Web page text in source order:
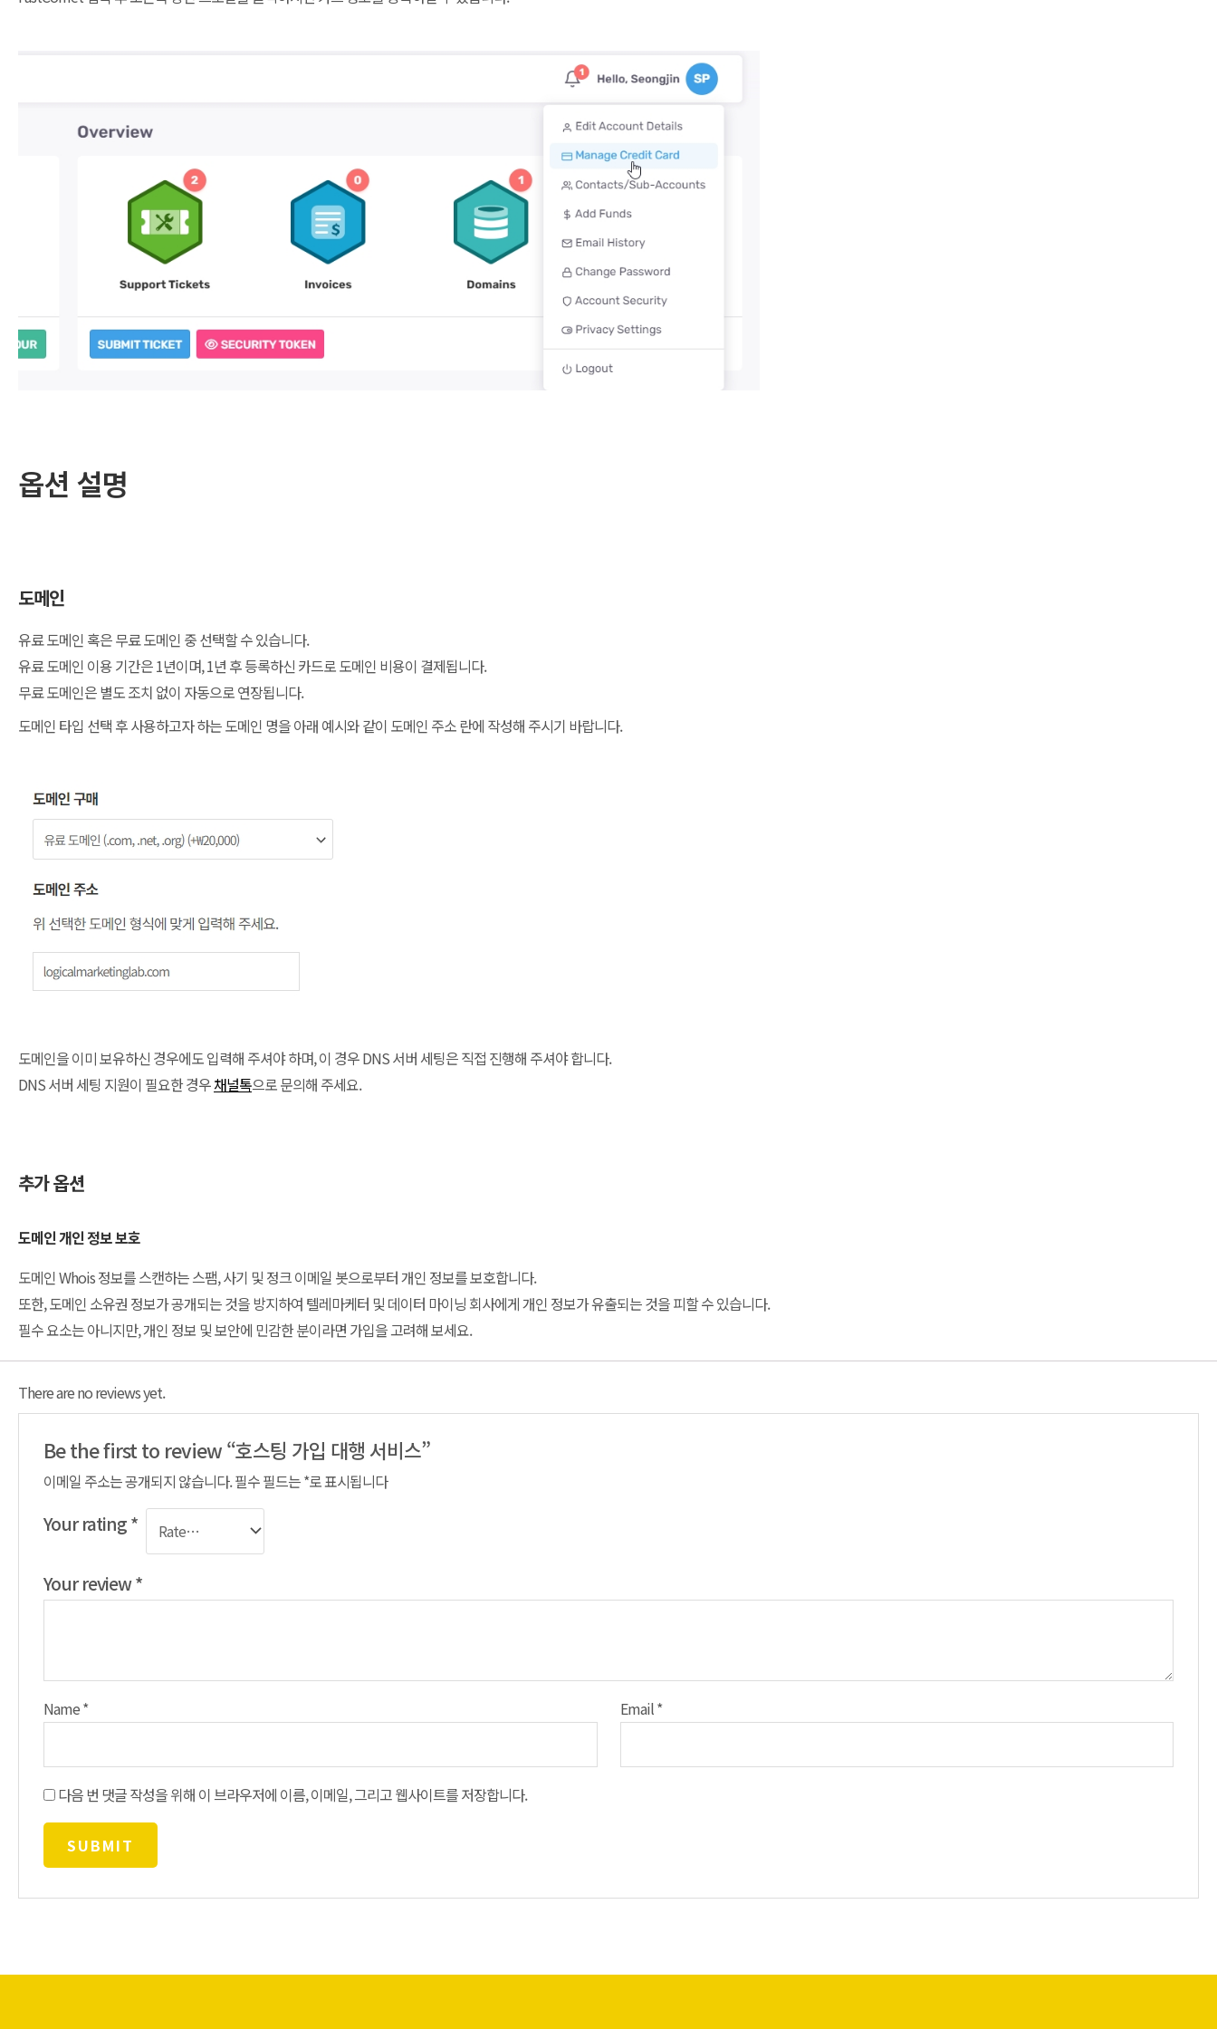
옵션 설명
도메인
유료 도메인 혹은 무료 도메인 중 선택할 수 있습니다.
유료 도메인 이용 기간은 1년이며, 1년 후 등록하신 카드로 도메인 비용이 결제됩니다.
무료 도메인은 별도 조치 없이 자동으로 연장됩니다.
도메인 타입 선택 후 사용하고자 하는 도메인 명을 아래 예시와 같이 도메인 주소 란에 작성해 주시기 바랍니다.
도메인을 이미 보유하신 경우에도 입력해 주셔야 하며, 이 경우 DNS 서버 세팅은 직접 진행해 주셔야 합니다.
DNS 서버 세팅 지원이 필요한 경우채널톡으로 문의해 주세요.
추가 옵션
도메인 개인 정보 보호
도메인 Whois 정보를 스캔하는 스팸, 사기 및 정크 이메일 봇으로부터 개인 정보를 보호합니다.
또한, 도메인 소유권 정보가 공개되는 것을 방지하여 텔레마케터 및 데이터 마이닝 회사에게 개인 정보가 유출되는 것을 피할 수 있습니다.
필수 요소는 아니지만, 개인 정보 및 보안에 민감한 분이라면 가입을 고려해 보세요.
There are no reviews yet.
Be the first to review “호스팅 가입 대행 서비스”
이메일 주소는 공개되지 않습니다.필수 필드는*로 표시됩니다
Your rating*
Your review*
Name* Email*
다음 번 댓글 작성을 위해 이 브라우저에 이름, 이메일, 그리고 웹사이트를 저장합니다.